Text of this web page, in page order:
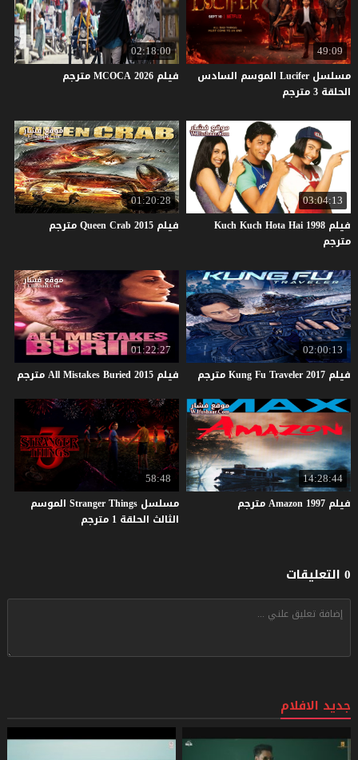
49:09
مسلسل Lucifer الموسم السادس
الحلقة 3 مترجم
02:18:00
فيلم MCOCA2026 مترجم
03:04:13
فيلم Kuch Kuch Hota Hai 1998
مترجم
01:20:28
فيلم QueenCrab2015 مترجم
02:00:13
فيلم KungFuTraveler2017 مترجم
01:22:27
فيلم AllMistakesBuried2015 مترجم
14:28:44
فيلم Amazon 1997 مترجم
58:48
مسلسل Stranger Things الموسم
الثالث الحلقة 1 مترجم
0 التعليقات
جديد الافلام